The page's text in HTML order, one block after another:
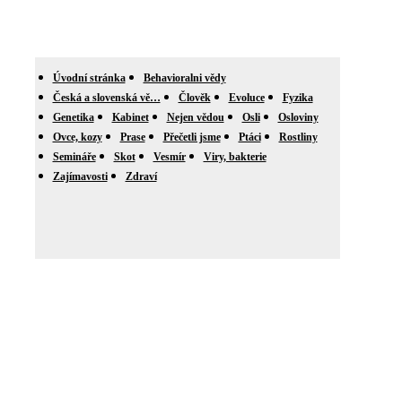
Úvodní stránka
Behavioralni vědy
Česká a slovenská vě…
Člověk Evoluce
Fyzika
Genetika
Kabinet Nejen vědou Osli
Osloviny
Ovce, kozy
Prase Přečetli jsme Ptáci
Rostliny
Semináře
Skot Vesmír
Viry, bakterie
Zajímavosti
Zdraví